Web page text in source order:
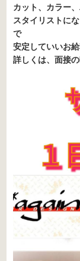
カット、カラー
スタイリストに
で
安定していいお
詳しくは、面接